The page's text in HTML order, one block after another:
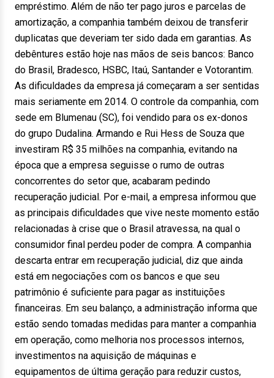
empréstimo. Além de não ter pago juros e parcelas de
amortização, a companhia também deixou de transferir
duplicatas que deveriam ter sido dada em garantias. As
debêntures estão hoje nas mãos de seis bancos: Banco
do Brasil, Bradesco, HSBC, Itaú, Santander e Votorantim.
As dificuldades da empresa já começaram a ser sentidas
mais seriamente em 2014. O controle da companhia, com
sede em Blumenau (SC), foi vendido para os ex-donos
do grupo Dudalina. Armando e Rui Hess de Souza que
investiram R$ 35 milhões na companhia, evitando na
época que a empresa seguisse o rumo de outras
concorrentes do setor que, acabaram pedindo
recuperação judicial. Por e-mail, a empresa informou que
as principais dificuldades que vive neste momento estão
relacionadas à crise que o Brasil atravessa, na qual o
consumidor final perdeu poder de compra. A companhia
descarta entrar em recuperação judicial, diz que ainda
está em negociações com os bancos e que seu
patrimônio é suficiente para pagar as instituições
financeiras. Em seu balanço, a administração informa que
estão sendo tomadas medidas para manter a companhia
em operação, como melhoria nos processos internos,
investimentos na aquisição de máquinas e
equipamentos de última geração para reduzir custos,